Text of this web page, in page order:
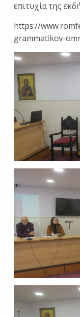
επιτυχία της
https://
grammatikov-